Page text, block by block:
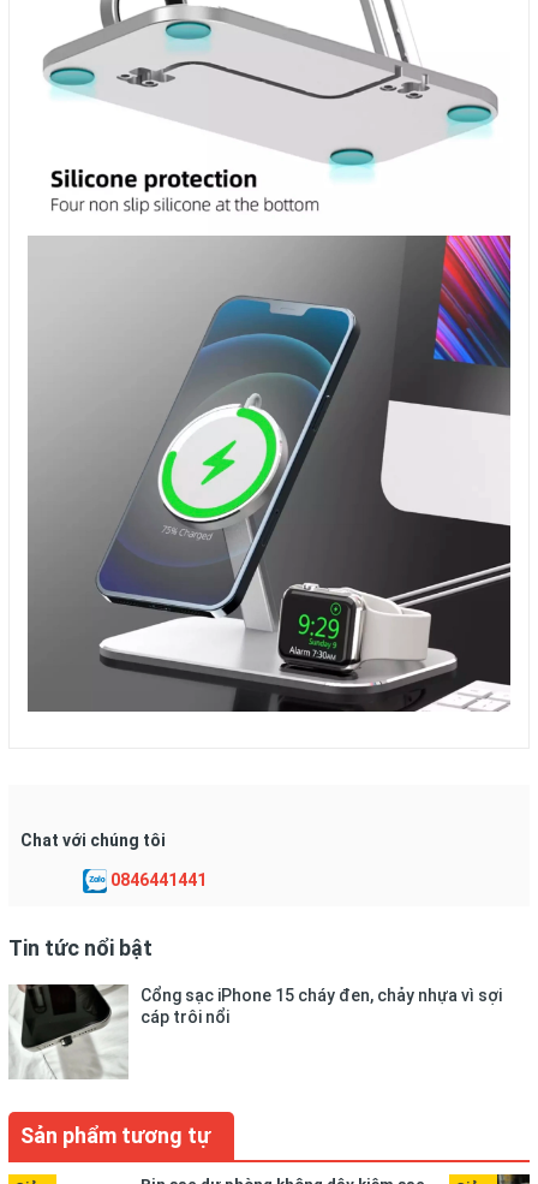
Chat với chúng tôi
0846441441
Tin tức nổi bật
Cổng sạc iPhone 15 cháy đen, chảy nhựa vì sợi
cáp trôi nổi
Sản phẩm tương tự